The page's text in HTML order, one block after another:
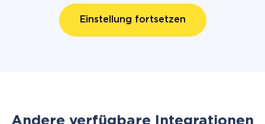
Einstellung fortsetzen
Andere verfügbare Integrationen